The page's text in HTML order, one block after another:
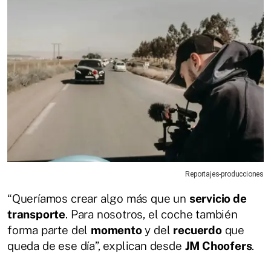
Reportajes-producciones
“Queríamos crear algo más que un servicio de
transporte. Para nosotros, el coche también
forma parte del momentoy del recuerdoque
queda de ese día”, explican desde JM Choofers.